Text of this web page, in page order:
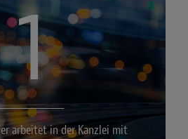
1
arbeitet in der Kanzlei mit